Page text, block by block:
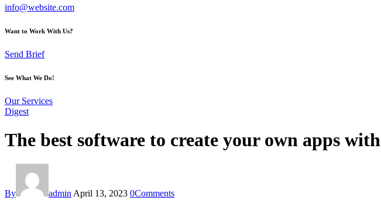
info@website.com
Want to Work With Us?
Send Brief
See What We Do!
Our Services
Digest
The best software to create your own apps with
By admin April 13, 2023 0Comments